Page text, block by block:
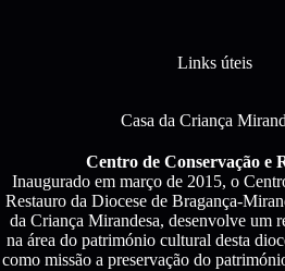
Links úteis
Casa da Criança
Centro de Conservação e
Inaugurado em março de 2015, o
Restauro da Diocese de Bragança-
da Criança Mirandesa, desenvolve um
na área do património cultural desta
como missão a preservação do